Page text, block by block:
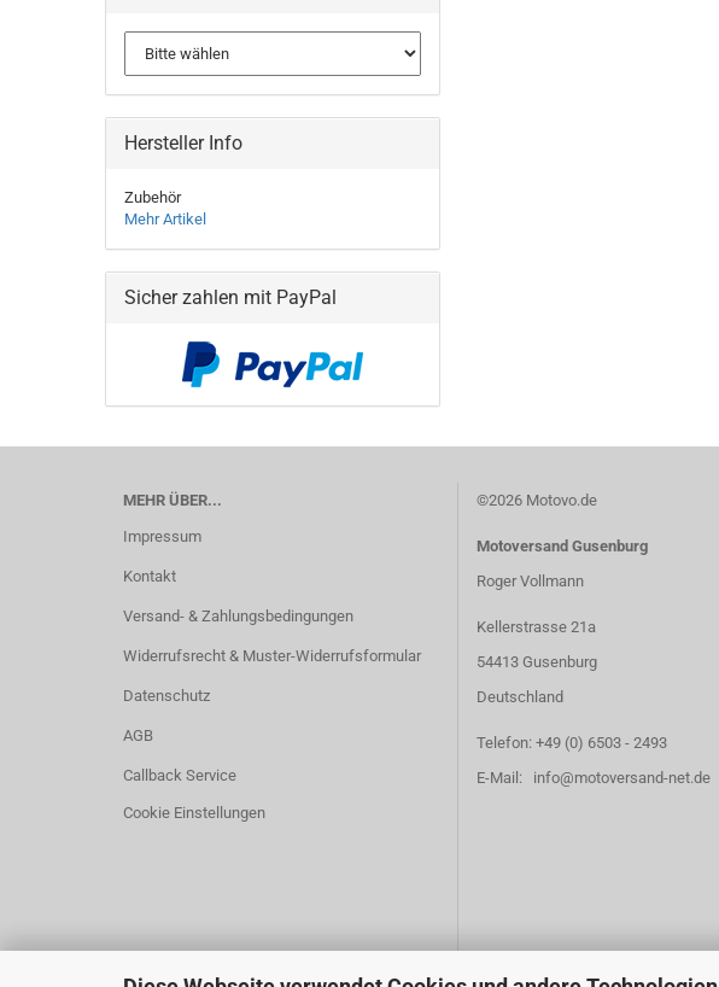
Hersteller Info
Zubehör
Mehr Artikel
Sicher zahlen mit PayPal
MEHR ÜBER...
Impressum
Kontakt
Versand- & Zahlungsbedingungen
Widerrufsrecht & Muster-Widerrufsformular
Datenschutz
AGB
Callback Service
Cookie Einstellungen
©2026 Motovo.de
Motoversand Gusenburg
Roger Vollmann
Kellerstrasse 21a
54413 Gusenburg
Deutschland
Telefon: +49 (0) 6503 - 2493
E-Mail: info@motoversand-net.de